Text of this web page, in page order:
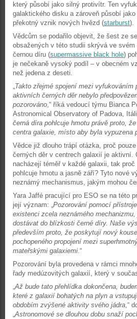
který působí jako silný protivítr. Ten
galaktického disku a zároveň působí
překotný vznik nových hvězd (starburst).
Vědcům se podařilo objevit, že šest ze
obsažených v této studii skrývá ve svém
černou díru (supermassive black hole)
je nečekaně vysoký podíl – v obecném
než jedena z deseti.
„Takto zřejmé spojení mezi vyfukováním
aktivních černých děr nebylo
pozorováno,“ říká vedoucí týmu Bianca
Astronomical Observatory of Padova,
černá díra pohlcuje hmotu právě proto,
centra galaxie, místo aby byla vypuzena
Vědce již dlouho trápí otázka, proč
černých děr v centrech galaxií je aktivní.
nacházejí téměř v každé galaxii, tak
pohlcuje hmotu a jasně září? Tyto nové
neznámý mechanismus, jakým mohou
Yara Jaffé pracující pro ESO se na této
její význam: „Pozorování pomocí
existenci zcela neznámého
dostávat do blízkosti černé díry. Naše
především proto, že poskytují nový
pochopeného propojení mezi
mateřskými galaxiemi.“
Pozorování byla provedena v rámci
řady medúzovitých galaxií, který v
„Až bude tato přehlídka dokončena,
které z galaxií bohatých na plyn a
obdobím zvýšené aktivity svého jádra,“
„Astronomové se dlouhou dobu snaží